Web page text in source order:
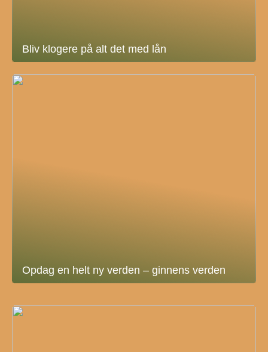
Bliv klogere på alt det med lån
Opdag en helt ny verden – ginnens verden